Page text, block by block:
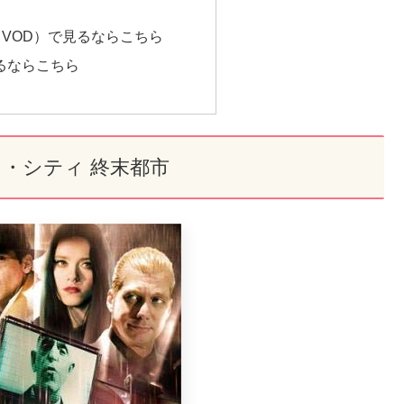
）で見るならこちら
ならこちら
シティ 終末都市